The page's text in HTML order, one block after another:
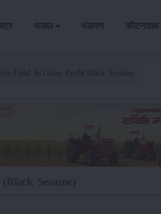
फसल भंडारण कीटनाशक